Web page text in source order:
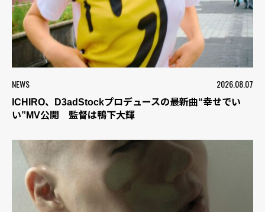
NEWS 2026.08.07
ICHIRO、D3adStockプロデュースの最新曲“幸せでい
い”MV公開 監督は鴨下大輝